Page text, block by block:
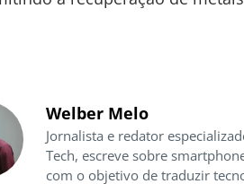
Welber Melo
Jornalista e redator
Tech, escreve sobre
com o objetivo de traduzir